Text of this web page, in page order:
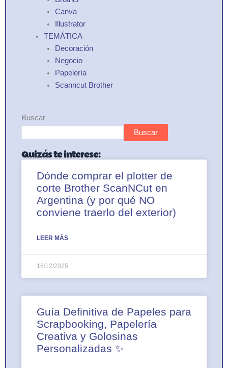
Canva
Illustrator
TEMÁTICA
Decoración
Negocio
Papelería
Scanncut Brother
Buscar
Buscar
Quizás te interese:
Dónde comprar el plotter de
corte Brother ScanNCut en
Argentina (y por qué NO
conviene traerlo del exterior)
LEER MÁS
16/12/2025
Guía Definitiva de Papeles para
Scrapbooking, Papelería
Creativa y Golosinas
Personalizadas ✨